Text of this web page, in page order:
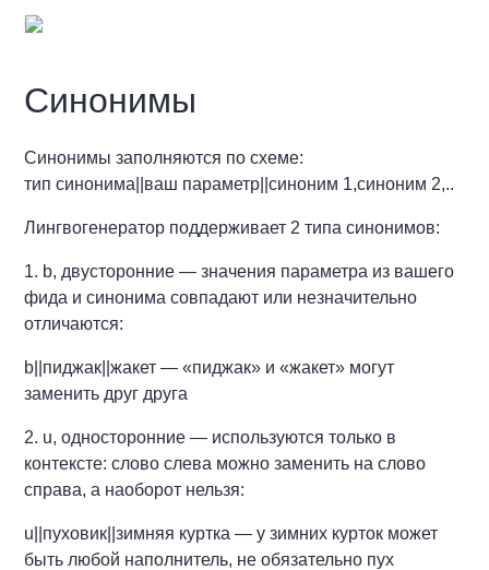
Синонимы
Синонимы заполняются по схеме:
тип синонима||ваш параметр||синоним 1,синоним 2,..
Лингвогенератор поддерживает 2 типа синонимов:
1. b, двусторонние — значения параметра из вашего
фида и синонима совпадают или незначительно
отличаются:
b||пиджак||жакет — «пиджак» и «жакет» могут
заменить друг друга
2. u, односторонние — используются только в
контексте: слово слева можно заменить на слово
справа, а наоборот нельзя:
u||пуховик||зимняя куртка — у зимних курток может
быть любой наполнитель, не обязательно пух